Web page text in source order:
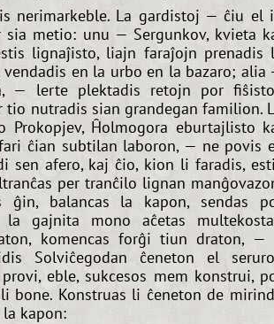
nerimarkeble. La gardistoj — ĉiu el
sia metio: unu — Sergunkov, kvieta
lignaĵisto, liajn faraĵojn prenadis
en la urbo en la bazaro; alia
— lerte plektadis retojn por
tio nutradis sian grandegan familion.
Prokopjev, Ĥolmogora eburtajlisto
ĉian subtilan laboron, — ne povis
sen afero, kaj ĉio, kion li faradis,
per tranĉilo lignan
ĝin, balancas la kapon, sendas
la gajnita mono aĉetas
komencas forĝi tiun draton, —
Solviĉegodan ĉeneton el
eble, sukcesos mem konstrui,
bone. Konstruas li ĉeneton de
la kapon: